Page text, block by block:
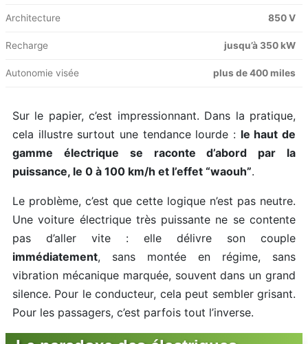
Architecture 850 V
Recharge jusqu’à 350 kW
Autonomie visée plus de 400 miles
Sur le papier, c’est impressionnant. Dans la pratique,
cela illustre surtout une tendance lourde : le haut de
gamme électrique se raconte d’abord par la
puissance, le 0 à 100 km/h et l’effet “waouh”.
Le problème, c’est que cette logique n’est pas neutre.
Une voiture électrique très puissante ne se contente
pas d’aller vite : elle délivre son couple
immédiatement, sans montée en régime, sans
vibration mécanique marquée, souvent dans un grand
silence. Pour le conducteur, cela peut sembler grisant.
Pour les passagers, c’est parfois tout l’inverse.